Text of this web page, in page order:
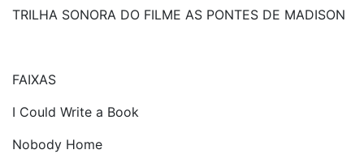
TRILHA SONORA DO FILME AS PONTES DE MADISON
FAIXAS
I Could Write a Book
Nobody Home